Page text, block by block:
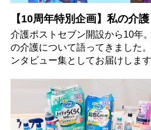
【10周年特別企画】私の介護
介護ポストセブン開設から10年
の介護について語ってきました
ンタビュー集としてお届けします